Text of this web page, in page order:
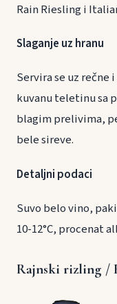
Rain Riesling i
Slaganje uz
Servira se uz
kuvanu teletinu sa
blagim prelivima,
bele sireve.
Detaljni podaci
Suvo belo vino,
10-12°C, procenat
Rajnski rizling /